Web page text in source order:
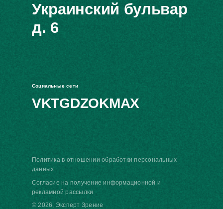
Украинский бульвар
д. 6
Социальные сети
VKTGDZOKMAX
Политика в отношении обработки персональных
данных
Согласие на получение информационной и
рекламной рассылки
© 2026, Эксперт Зрение